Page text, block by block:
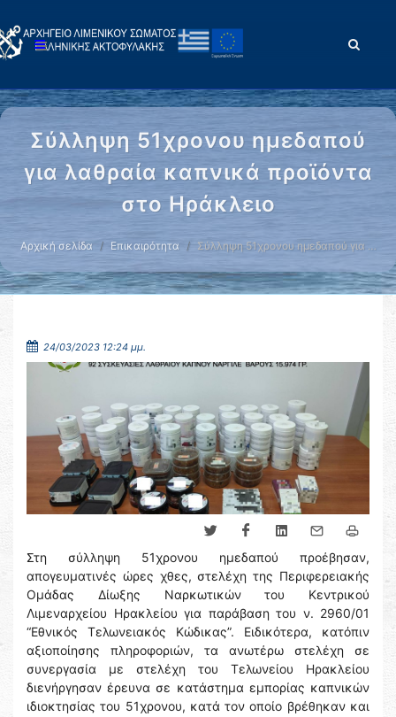
Σύλληψη 51χρονου ημεδαπού
για λαθραία καπνικά προϊόντα
στο Ηράκλειο
Αρχική σελίδα Επικαιρότητα Σύλληψη 51χρονου ημεδαπού για …
24/03/2023 12:24 μμ.
Στη σύλληψη 51χρονου ημεδαπού προέβησαν,
απογευματινές ώρες χθες, στελέχη της Περιφερειακής
Ομάδας Δίωξης Ναρκωτικών του Κεντρικού
Λιμεναρχείου Ηρακλείου για παράβαση του ν. 2960/01
“Εθνικός Τελωνειακός Κώδικας”. Ειδικότερα, κατόπιν
αξιοποίησης πληροφοριών, τα ανωτέρω στελέχη σε
συνεργασία με στελέχη του Τελωνείου Ηρακλείου
διενήργησαν έρευνα σε κατάστημα εμπορίας καπνικών
ιδιοκτησίας του 51χρονου, κατά τον οποίο βρέθηκαν και